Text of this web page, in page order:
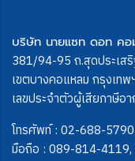
บริษัท นายแซท ดอท ค
381/94-95 ถ.สุดประเส
เขตบางคอแหลม กรุงเท
เลขประจำตัวผู้เสียภาษี
โทรศัพท์ : 02-688-
มือถือ : 089-814-4119,